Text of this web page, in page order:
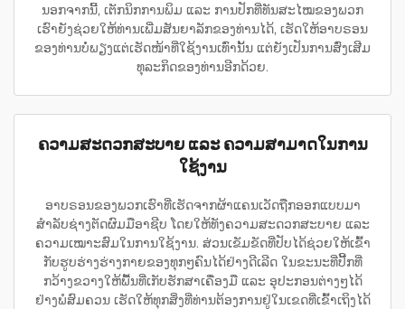
ນອກຈາກນີ້, ເຕັກນິກການພິມ ແລະ ການປັກທີ່ທັນສະໄໝຂອງພວກ
ເຮົາຍັງຊ່ວຍໃຫ້ທ່ານເພີ່ມສັນຍາລັກຂອງທ່ານໄດ້, ເຮັດໃຫ້ອາບຣອນ
ຂອງທ່ານບໍ່ພຽງແຕ່ເຮັດໜ້າທີ່ໃຊ້ງານເທົ່ານັ້ນ ແຕ່ຍັງເປັນການສົ່ງເສີມ
ທຸລະກິດຂອງທ່ານອີກດ້ວຍ.
ຄວາມສະດວກສະບາຍ ແລະ ຄວາມສາມາດໃນການ
ໃຊ້ງານ
ອາບຣອນຂອງພວກເຮົາທີ່ເຮັດຈາກຜ້າແຄນເວັດຖືກອອກແບບມາ
ສຳລັບຊ່າງຕັດຜົມມືອາຊີບ ໂດຍໃຫ້ທັງຄວາມສະດວກສະບາຍ ແລະ
ຄວາມເໝາະສົມໃນການໃຊ້ງານ. ສ່ວນເຂັມຂັດທີ່ປັບໄດ້ຊ່ວຍໃຫ້ເຂົ້າ
ກັບຮູບຮ່າງຮ່າງກາຍຂອງທຸກໆຄົນໄດ້ຢ່າງດີເລີດ ໃນຂະນະທີ່ປີ້ກທີ່
ກວ້າງຂວາງໃຫ້ພື້ນທີ່ເກັບຮັກສາເຄື່ອງມື ແລະ ອຸປະກອນຕ່າງໆໄດ້
ຢ່າງພໍສົມຄວນ ເຮັດໃຫ້ທຸກສິ່ງທີ່ທ່ານຕ້ອງການຢູ່ໃນເຂດທີ່ເຂົ້າເຖິງໄດ້